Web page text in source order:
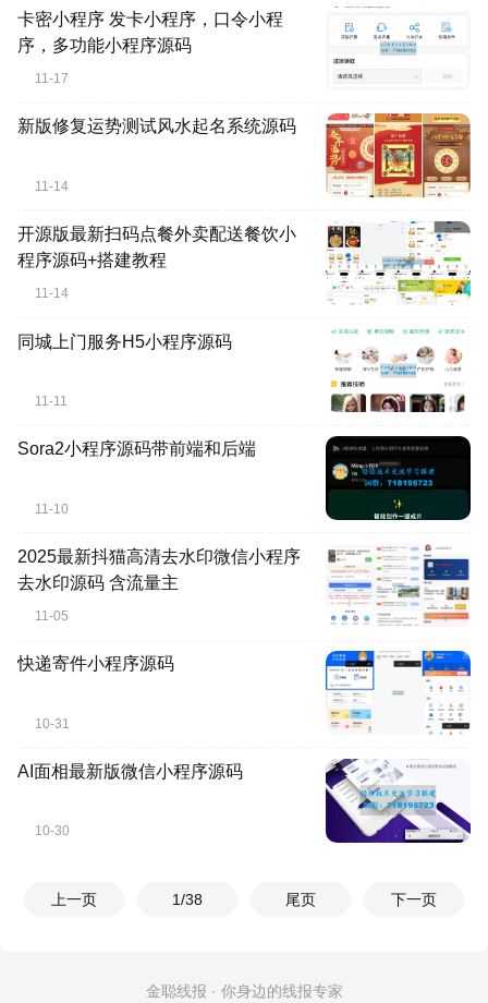
卡密小程序 发卡小程序，口令小程
序，多功能小程序源码
11-17
新版修复运势测试风水起名系统源码
11-14
开源版最新扫码点餐外卖配送餐饮小
程序源码+搭建教程
11-14
同城上门服务H5小程序源码
11-11
Sora2小程序源码带前端和后端
11-10
2025最新抖猫高清去水印微信小程序
去水印源码 含流量主
11-05
快递寄件小程序源码
10-31
AI面相最新版微信小程序源码
10-30
上一页 1/38 尾页 下一页
金聪线报 · 你身边的线报专家